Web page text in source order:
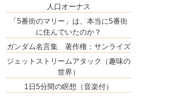
人口オーナス
「5番街のマリー」は、本当に5番街
に住んでいたのか？
ガンダム名言集 著作権：サンライズ
ジェットストリームアタック（趣味の
世界）
1日5分間の瞑想（音楽付）